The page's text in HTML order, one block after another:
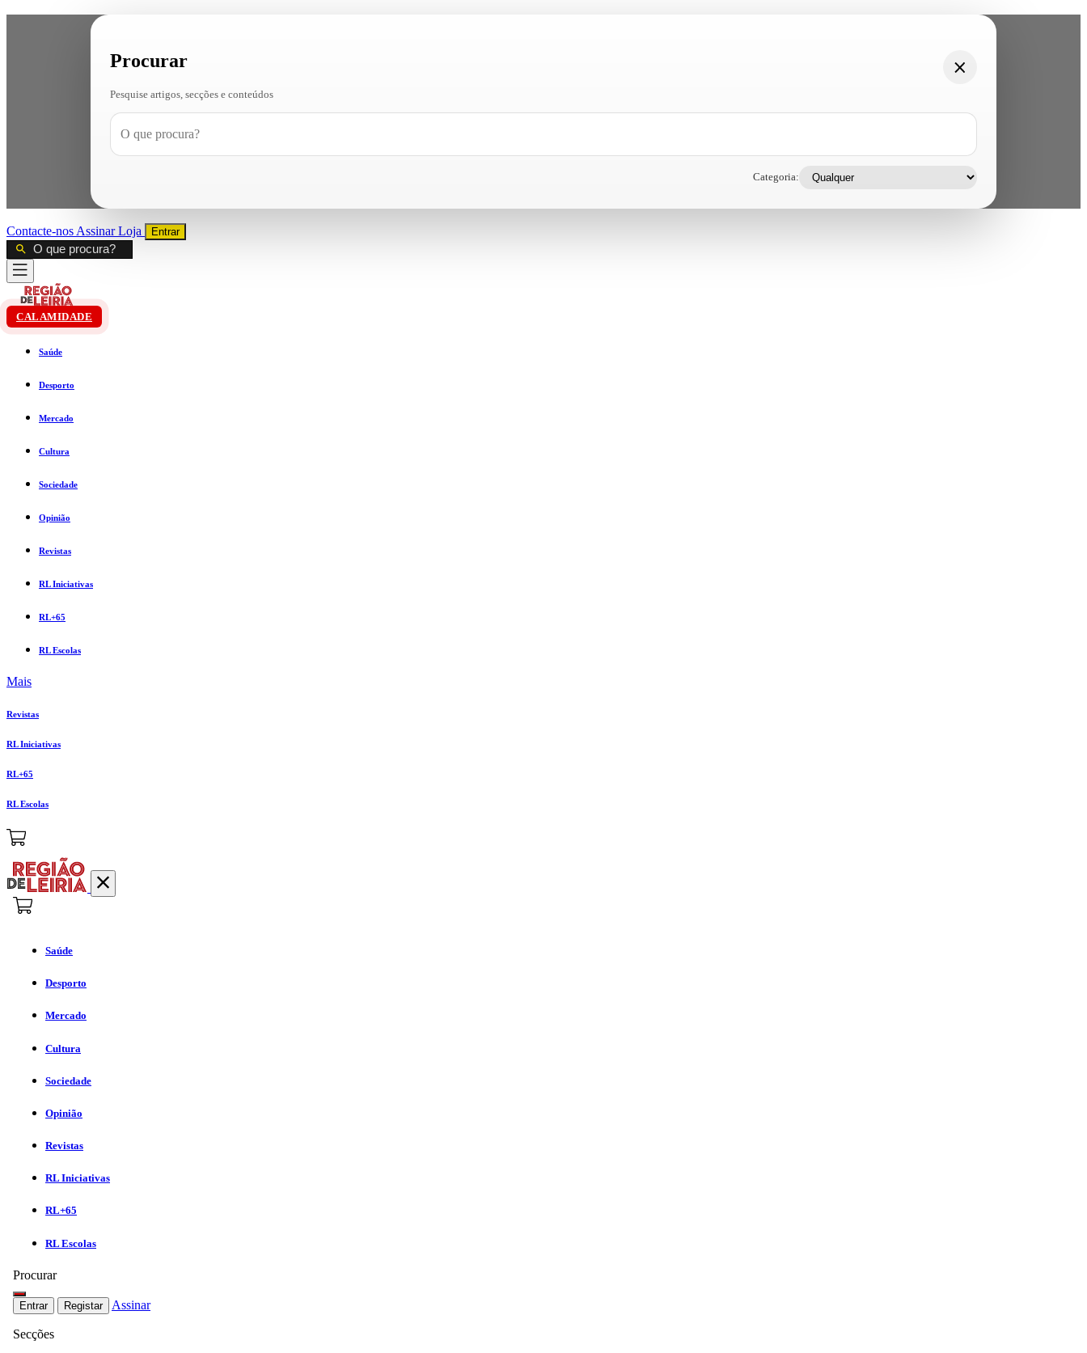
Procurar
Pesquise artigos, secções e conteúdos
Categoria:
Contacte-nos AssinarLoja Entrar
CALAMIDADE
Saúde
Desporto
Mercado
Cultura
Sociedade
Opinião
Revistas
RL Iniciativas
RL+65
RL Escolas
Mais
Revistas
RL Iniciativas
RL+65
RL Escolas
Saúde
Desporto
Mercado
Cultura
Sociedade
Opinião
Revistas
RL Iniciativas
RL+65
RL Escolas
Procurar
Entrar Registar Assinar
Secções